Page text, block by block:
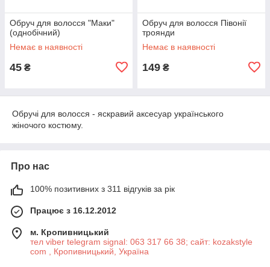
Обруч для волосся "Маки"
(однобічний)
Немає в наявності
45 ₴
Обруч для волосся Півонії
троянди
Немає в наявності
149 ₴
Обручі для волосся - яскравий аксесуар українського
жіночого костюму.
Про нас
100% позитивних з 311 відгуків за рік
Працює з 16.12.2012
м. Кропивницький
тел viber telegram signal: 063 317 66 38; сайт: kozakstyle
com , Кропивницький, Україна